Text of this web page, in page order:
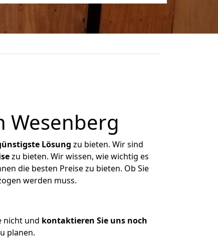
Wesenberg
Lösung zu bieten. Wir sind
zu bieten. Wir wissen, wie wichtig es
die besten Preise zu bieten. Ob Sie
werden muss.
nicht und kontaktieren Sie uns noch
planen.